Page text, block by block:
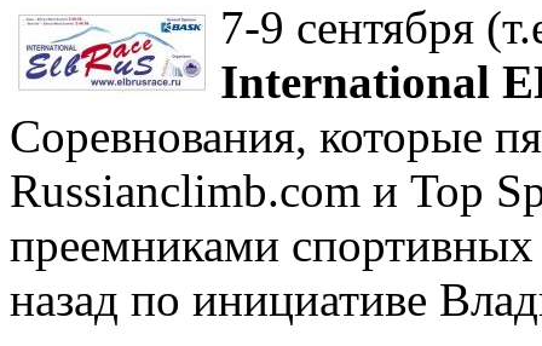
7-9 сентября
International
Соревнования, которые
Russianclimb.com и Top
преемниками спортивных
назад по инициативе